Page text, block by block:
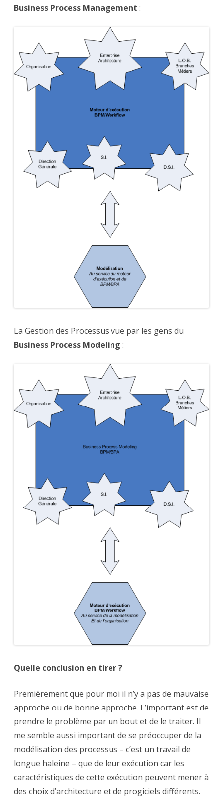
Business Process Management :
La Gestion des Processus vue par les gens du
Business Process Modeling :
Quelle conclusion en tirer ?
Premièrement que pour moi il n’y a pas de mauvaise
approche ou de bonne approche. L’important est de
prendre le problème par un bout et de le traiter. Il
me semble aussi important de se préoccuper de la
modélisation des processus – c’est un travail de
longue haleine – que de leur exécution car les
caractéristiques de cette exécution peuvent mener à
des choix d’architecture et de progiciels différents.